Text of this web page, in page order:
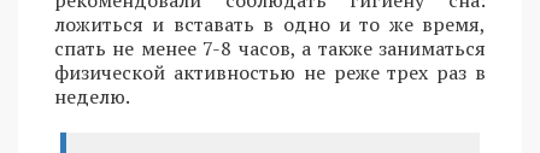
ложиться и вставать в одно и то же время,
спать не менее 7-8 часов, а также заниматься
физической активностью не реже трех раз в
неделю.